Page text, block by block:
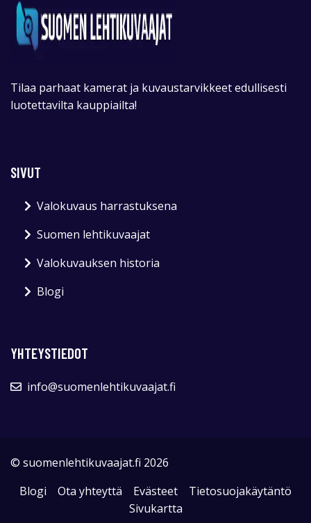
Tilaa parhaat kamerat ja kuvaustarvikkeet edullisesti
luotettavilta kauppiailta!
SIVUT
Valokuvaus harrastuksena
Suomen lehtikuvaajat
Valokuvauksen historia
Blogi
YHTEYSTIEDOT
info@suomenlehtikuvaajat.fi
© suomenlehtikuvaajat.fi 2026
Blogi
Ota yhteyttä Evästeet
Tietosuojakäytäntö
Sivukartta